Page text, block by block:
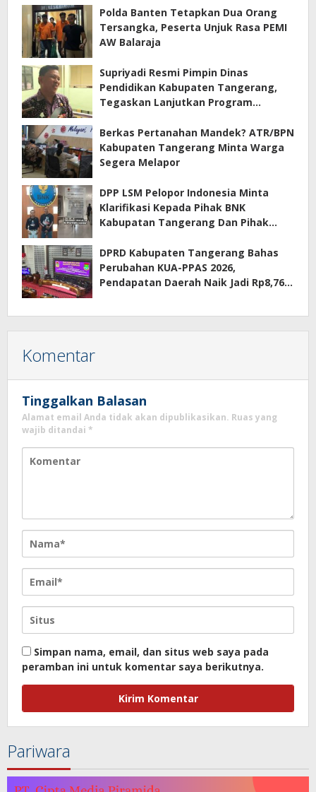
Polda Banten Tetapkan Dua Orang
Tersangka, Peserta Unjuk Rasa PEMI
AW Balaraja
Supriyadi Resmi Pimpin Dinas
Pendidikan Kabupaten Tangerang,
Tegaskan Lanjutkan Program
Berkas Pertanahan Mandek? ATR/BPN
Kabupaten Tangerang Minta Warga
Segera Melapor
DPP LSM Pelopor Indonesia Minta
Klarifikasi Kepada Pihak BNK
Kabupatan Tangerang Dan Pihak
Terkait Sewa Kamar Per Jam
DPRD Kabupaten Tangerang Bahas
Perubahan KUA-PPAS 2026,
Pendapatan Daerah Naik Jadi Rp8,76
Komentar
Tinggalkan Balasan
Alamat email Anda tidak akan dipublikasikan. Ruas yang
wajib ditandai *
Simpan nama, email, dan situs web saya pada
peramban ini untuk komentar saya berikutnya.
Pariwara